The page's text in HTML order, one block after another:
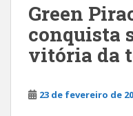
Green
conquista
vitória da
23 de fevereiro de